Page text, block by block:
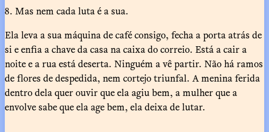
8. Mas nem cada luta é a sua.
Ela leva a sua máquina de café consigo, fecha a porta atrás de
si e enfia a chave da casa na caixa do correio. Está a cair a
noite e a rua está deserta. Ninguém a vê partir. Não há ramos
de flores de despedida, nem cortejo triunfal. A menina ferida
dentro dela quer ouvir que ela agiu bem, a mulher que a
envolve sabe que ela age bem, ela deixa de lutar.